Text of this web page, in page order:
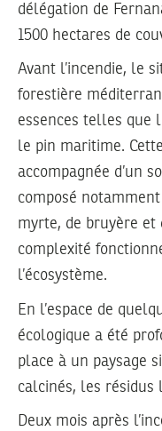
délégation de
1500 hectares de
Avant l’incendie, le
forestière
essences telles que
le pin maritime.
accompagnée d’un
composé
myrte, de bruyère et
complexité
l’écosystème.
En l’espace de
écologique a été
place à un paysage
calcinés, les résidus
Deux mois après